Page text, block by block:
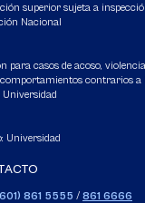
superior sujeta a
Nacional
para casos de acoso,
comportamientos contrarios a
Universidad
861 5555 / 861 6666